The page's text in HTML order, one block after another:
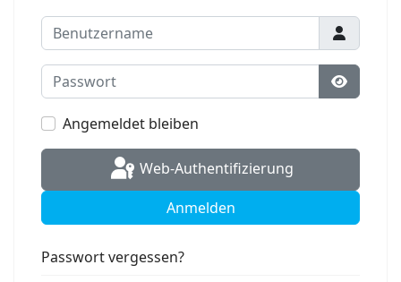
Benutzername
Passwort
Angemeldet bleiben
Web-Authentifizierung
Anmelden
Passwort vergessen?